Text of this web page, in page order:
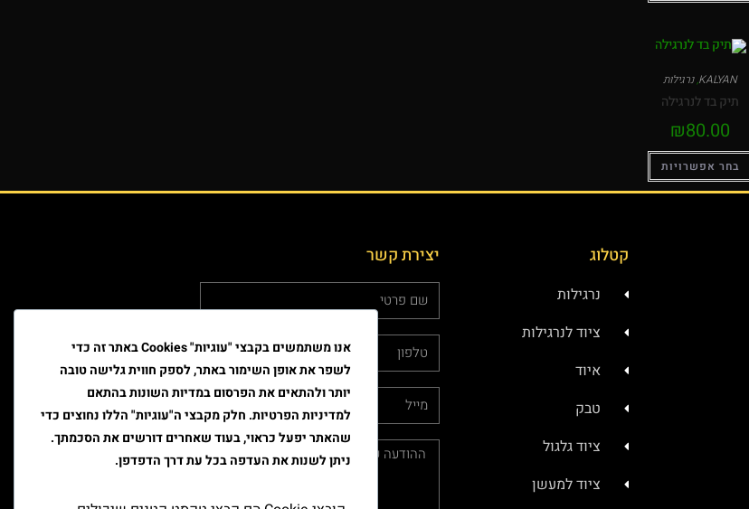
KALYAN
,נרגילות
תיק בד לנרגילה
₪80.00
בחר אפשרויות
קטלוג
נרגילות
ציוד לנרגילות
איוד
טבק
ציוד גלגול
ציוד למעשן
יצירת קשר
אנו משתמשים בקבצי "עוגיות" Cookies באתר זה כדי
לשפר את אופן השימור באתר, לספק חווית גלישה טובה
יותר ולהתאים את הפרסום במדיות השונות בהתאם
למדיניות הפרטיות. חלק מקבצי ה"עוגיות" הללו נחוצים כדי
שהאתר יפעל כראוי, בעוד שאחרים דורשים את הסכמתך.
ניתן לשנות את העדפה בכל עת דרך הדפדפן.